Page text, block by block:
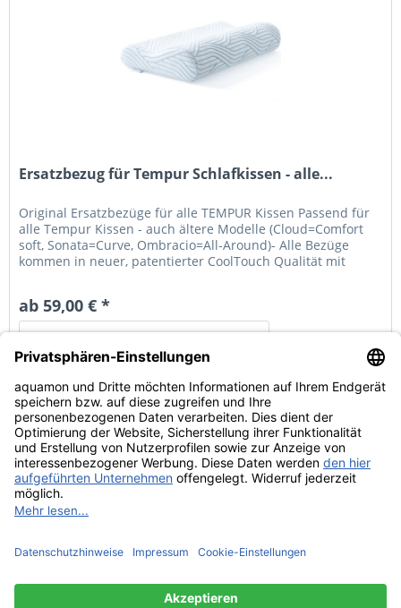
Ersatzbezug für Tempur Schlafkissen - alle...
Original Ersatzbezüge für alle TEMPUR Kissen Passend für
alle Tempur Kissen - auch ältere Modelle (Cloud=Comfort
soft, Sonata=Curve, Ombracio=All-Around)- Alle Bezüge
kommen in neuer, patentierter CoolTouch Qualität mit
All-Around, Shape, Curve: DuraCool-Bezug aus...
ab 59,00 € *
Service Hotline
Shop Service
Informationen